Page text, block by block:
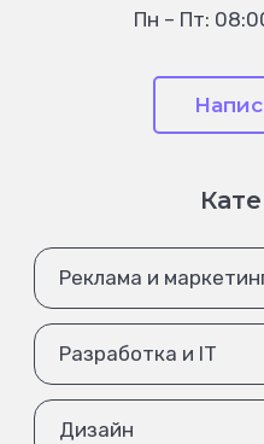
Пн – Пт:
Реклама и
Разработка и IT
Дизайн